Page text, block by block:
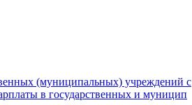
(муниципальных) учреждений с
в государственных и муницип